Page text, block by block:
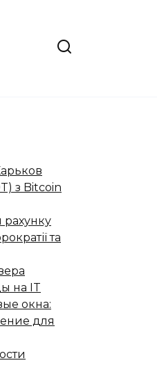
з Bitcoin
рахунку
та
на IT
окна:
для